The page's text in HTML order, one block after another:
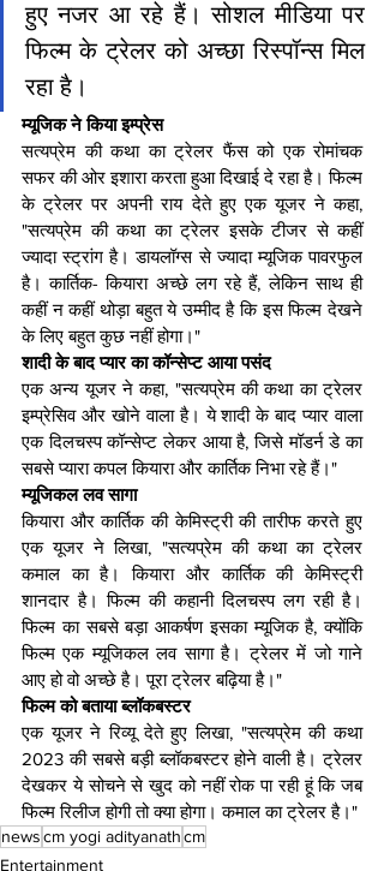
हुए नजर आ रहे हैं। सोशल मीडिया पर
फिल्म के ट्रेलर को अच्छा रिस्पॉन्स मिल
रहा है।
म्यूजिक ने किया इम्प्रेस
सत्यप्रेम की कथा का ट्रेलर फैंस को एक रोमांचक
सफर की ओर इशारा करता हुआ दिखाई दे रहा है। फिल्म
के ट्रेलर पर अपनी राय देते हुए एक यूजर ने कहा,
"सत्यप्रेम की कथा का ट्रेलर इसके टीजर से कहीं
ज्यादा स्ट्रांग है। डायलॉग्स से ज्यादा म्यूजिक पावरफुल
है। कार्तिक- कियारा अच्छे लग रहे हैं, लेकिन साथ ही
कहीं न कहीं थोड़ा बहुत ये उम्मीद है कि इस फिल्म देखने
के लिए बहुत कुछ नहीं होगा।"
शादी के बाद प्यार का कॉन्सेप्ट आया पसंद
एक अन्य यूजर ने कहा, "सत्यप्रेम की कथा का ट्रेलर
इम्प्रेसिव और खोने वाला है। ये शादी के बाद प्यार वाला
एक दिलचस्प कॉन्सेप्ट लेकर आया है, जिसे मॉडर्न डे का
सबसे प्यारा कपल कियारा और कार्तिक निभा रहे हैं।"
म्यूजिकल लव सागा
कियारा और कार्तिक की केमिस्ट्री की तारीफ करते हुए
एक यूजर ने लिखा, "सत्यप्रेम की कथा का ट्रेलर
कमाल का है। कियारा और कार्तिक की केमिस्ट्री
शानदार है। फिल्म की कहानी दिलचस्प लग रही है।
फिल्म का सबसे बड़ा आकर्षण इसका म्यूजिक है, क्योंकि
फिल्म एक म्यूजिकल लव सागा है। ट्रेलर में जो गाने
आए हो वो अच्छे है। पूरा ट्रेलर बढ़िया है।"
फिल्म को बताया ब्लॉकबस्टर
एक यूजर ने रिव्यू देते हुए लिखा, "सत्यप्रेम की कथा
2023 की सबसे बड़ी ब्लॉकबस्टर होने वाली है। ट्रेलर
देखकर ये सोचने से खुद को नहीं रोक पा रही हूं कि जब
फिल्म रिलीज होगी तो क्या होगा। कमाल का ट्रेलर है।"
newscm yogi adityanathcm
Entertainment